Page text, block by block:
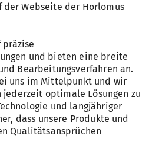
Webseite der Horlomus
und bieten eine breite
Bearbeitungsverfahren an.
uns im Mittelpunkt und wir
optimale Lösungen zu
und langjähriger
dass unsere Produkte und
Qualitätsansprüchen